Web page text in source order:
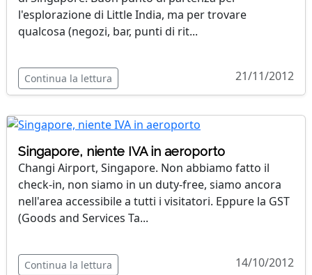
l'esplorazione di Little India, ma per trovare
qualcosa (negozi, bar, punti di rit...
Continua la lettura 21/11/2012
Singapore, niente IVA in aeroporto
Changi Airport, Singapore. Non abbiamo fatto il
check-in, non siamo in un duty-free, siamo ancora
nell'area accessibile a tutti i visitatori. Eppure la GST
(Goods and Services Ta...
Continua la lettura 14/10/2012